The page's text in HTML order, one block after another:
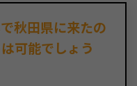
秋田県に来たの
可能でしょう